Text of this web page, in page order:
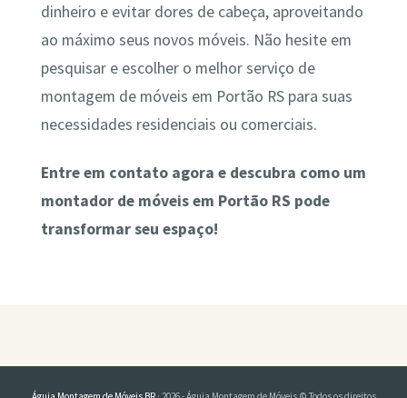
dinheiro e evitar dores de cabeça, aproveitando
ao máximo seus novos móveis. Não hesite em
pesquisar e escolher o melhor serviço de
montagem de móveis em Portão RS para suas
necessidades residenciais ou comerciais.
Entre em contato agora e descubra como um
montador de móveis em Portão RS pode
transformar seu espaço!